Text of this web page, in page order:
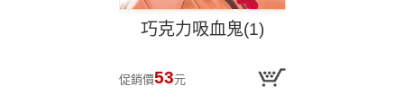
巧克力吸血鬼(1)
促銷價53元